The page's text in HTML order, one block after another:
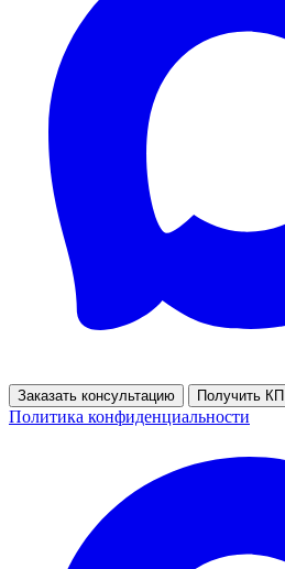
Заказать консультацию Получить КП
Политика конфиденциальности